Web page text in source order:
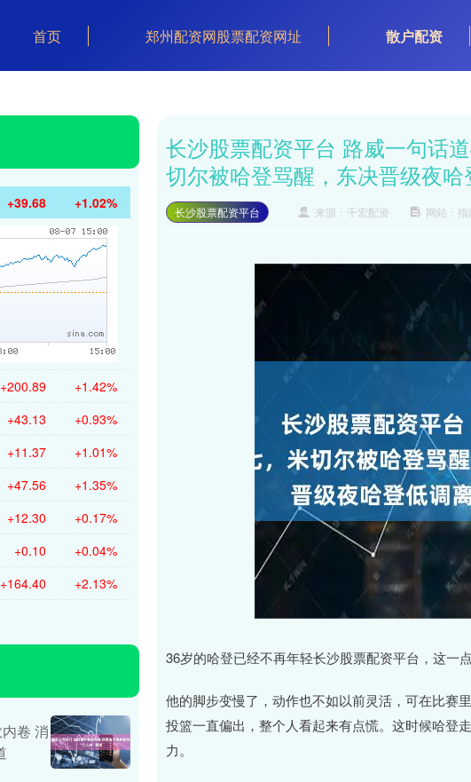
首页 郑州配资网股票配资网址 散户配资
长沙股票配资平台 路威一句话
切尔被哈登骂醒，东决晋级夜
长沙股票配资平台 来源：千宏配资 网站：
36岁的哈登已经不再年轻长沙股票配资平台，这一点
他的脚步变慢了，动作也不如以前灵活，可在比赛
投篮一直偏出，整个人看起来有点慌。这时候哈登
力。
+39.68 +1.02%
+200.89 +1.42%
+43.13 +0.93%
+11.37 +1.01%
+47.56 +1.35%
+12.30 +0.17%
+0.10 +0.04%
+164.40 +2.13%
卷 消